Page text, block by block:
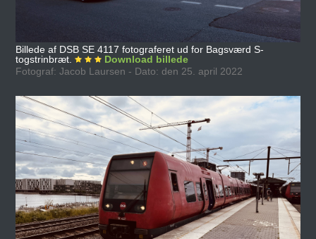
Billede af DSB SE 4117 fotograferet ud for Bagsværd S-
togstrinbræt.
Download billede
Fotograf: Jacob Laursen - Dato: den 25. april 2022